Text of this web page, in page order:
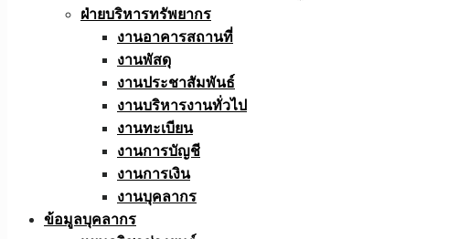
ฝ่ายบริหารทรัพยากร
งานอาคารสถานที่
งานพัสดุ
งานประชาสัมพันธ์
งานบริหารงานทั่วไป
งานทะเบียน
งานการบัญชี
งานการเงิน
งานบุคลากร
ข้อมูลบุคลากร